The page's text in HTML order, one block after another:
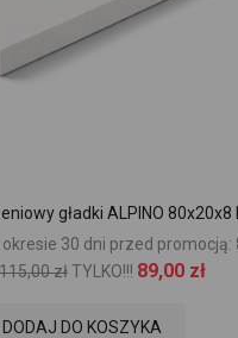
gładki ALPINO 80x20x8
30 dni przed promocją:
115,00 złTYLKO!!! 89,00 zł
DODAJ DO KOSZYKA
Ulubionych